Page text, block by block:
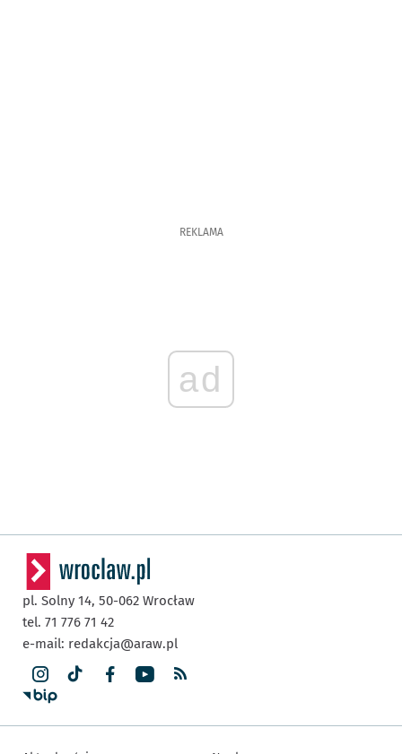
REKLAMA
ad
pl. Solny 14, 50-062 Wrocław
tel. 71 776 71 42
e-mail: redakcja@araw.pl